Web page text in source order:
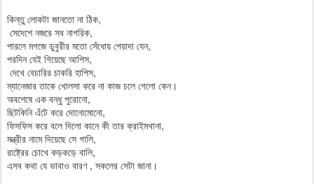
কিন্তু লোকটা জানতো না ঠিক,
সেদেশে নজরে সব নাগরিক,
পারলে মগজে ডুবুরীর মতো সেঁধোয় পেয়াদা যেন,
পরদিন যেই গিয়েছে আপিস,
দেখে বেচারির চাকরি হাপিস,
ম্যানেজার তাকে খোলসা করে না কাজ চলে গেলো কেন।
অবশেষে এক বন্ধু পুরোনো,
ছিটকিনি এঁটে করে দোনোমোনো,
ফিসফিস করে বলে দিলো কানে কী তার ক্রাইমখানা,
মন্ত্রীর নামে দিয়েছে সে গালি,
রাষ্ট্রের চোখে কড়কড়ে বালি,
এসব কথা যে ভাবাও বারণ , সকলের সেটা জানা।